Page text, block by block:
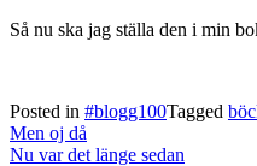
Så nu ska jag ställa den i min
Posted in #blogg100Tagged
Post
navigation
Men oj då
Nu var det länge sedan